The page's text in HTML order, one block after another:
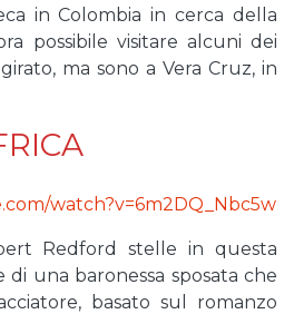
in Colombia in cerca della
possibile visitare alcuni dei
ma sono a Vera Cruz, in
watch?v=6m2DQ_Nbc5w
Redford stelle in questa
di una baronessa sposata che
basato sul romanzo